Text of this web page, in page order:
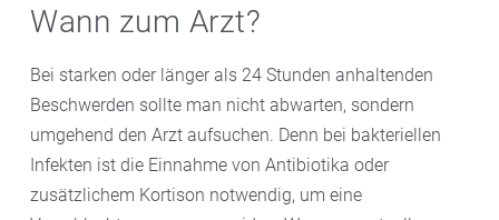
Wann zum Arzt?
Bei starken oder länger als 24 Stunden anhaltenden
Beschwerden sollte man nicht abwarten, sondern
umgehend den Arzt aufsuchen. Denn bei bakteriellen
Infekten ist die Einnahme von Antibiotika oder
zusätzlichem Kortison notwendig, um eine